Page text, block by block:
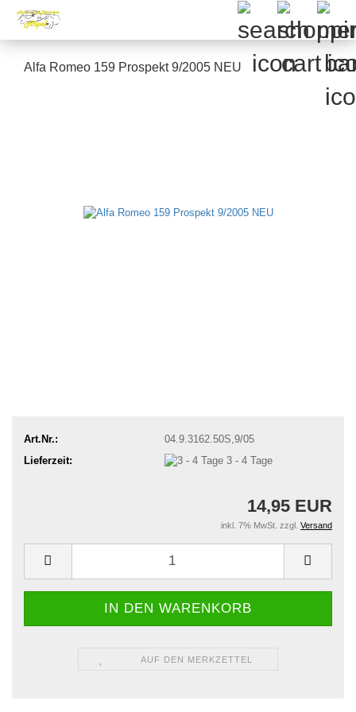
Alfa Romeo 159 Prospekt 9/2005 NEU
Art.Nr.:
04.9.3162.50S,9/05
Lieferzeit:
3 - 4 Tage
14,95 EUR
inkl. 7% MwSt. zzgl. Versand
AUF DEN MERKZETTEL